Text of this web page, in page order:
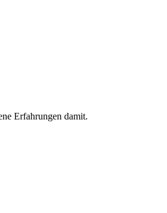
Erfahrungen damit.